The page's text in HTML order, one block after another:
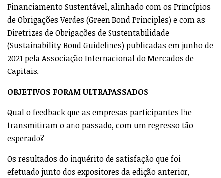
Financiamento Sustentável, alinhado com os Princípios
de Obrigações Verdes (Green Bond Principles) e com as
Diretrizes de Obrigações de Sustentabilidade
(Sustainability Bond Guidelines) publicadas em junho de
2021 pela Associação Internacional do Mercados de
Capitais.
OBJETIVOS FORAM ULTRAPASSADOS
Qual o feedback que as empresas participantes lhe
transmitiram o ano passado, com um regresso tão
esperado?
Os resultados do inquérito de satisfação que foi
efetuado junto dos expositores da edição anterior,